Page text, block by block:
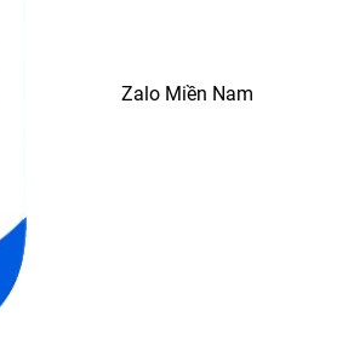
Zalo Miền Nam